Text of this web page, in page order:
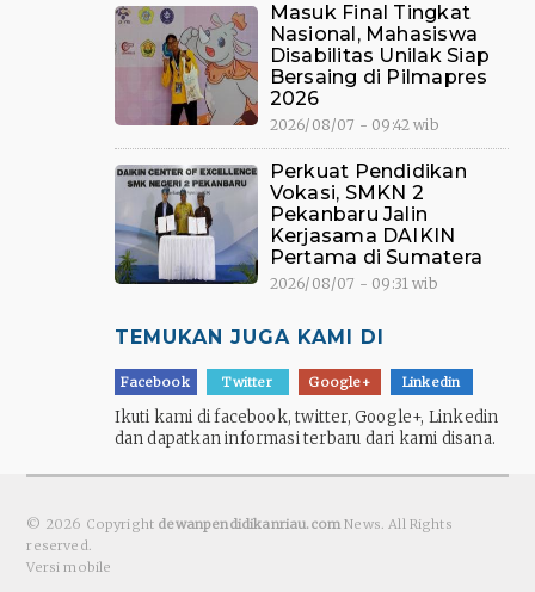
Masuk Final Tingkat
Nasional, Mahasiswa
Disabilitas Unilak Siap
Bersaing di Pilmapres
2026
2026/08/07 - 09:42 wib
Perkuat Pendidikan
Vokasi, SMKN 2
Pekanbaru Jalin
Kerjasama DAIKIN
Pertama di Sumatera
2026/08/07 - 09:31 wib
TEMUKAN JUGA KAMI DI
Facebook Twitter Google+ Linkedin
Ikuti kami di facebook, twitter, Google+, Linkedin
dan dapatkan informasi terbaru dari kami disana.
© 2026 Copyright dewanpendidikanriau.com News. All Rights
reserved.
Versi mobile